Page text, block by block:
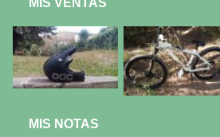
MIS VENTAS
MIS NOTAS